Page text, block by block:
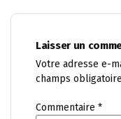
Laisser un
Votre adresse e-
champs
Commentaire *